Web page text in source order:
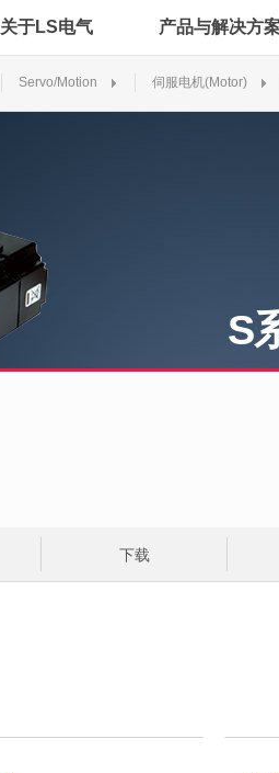
关于LS电气 产品与解决方
Servo/Motion 伺服电机(Motor)
S
下载